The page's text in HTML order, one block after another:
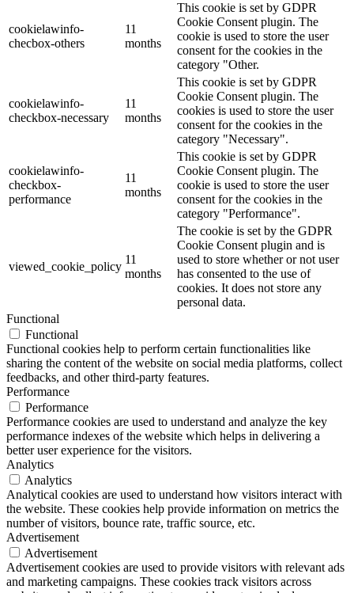
cookielawinfo-
checbox-others
11
months
This cookie is set by GDPR
Cookie Consent plugin. The
cookie is used to store the user
consent for the cookies in the
category "Other.
cookielawinfo-
checkbox-necessary
11
months
This cookie is set by GDPR
Cookie Consent plugin. The
cookies is used to store the user
consent for the cookies in the
category "Necessary".
cookielawinfo-
checkbox-
performance
11
months
This cookie is set by GDPR
Cookie Consent plugin. The
cookie is used to store the user
consent for the cookies in the
category "Performance".
viewed_cookie_policy
11
months
The cookie is set by the GDPR
Cookie Consent plugin and is
used to store whether or not user
has consented to the use of
cookies. It does not store any
personal data.
Functional
Functional
Functional cookies help to perform certain functionalities like
sharing the content of the website on social media platforms, collect
feedbacks, and other third-party features.
Performance
Performance
Performance cookies are used to understand and analyze the key
performance indexes of the website which helps in delivering a
better user experience for the visitors.
Analytics
Analytics
Analytical cookies are used to understand how visitors interact with
the website. These cookies help provide information on metrics the
number of visitors, bounce rate, traffic source, etc.
Advertisement
Advertisement
Advertisement cookies are used to provide visitors with relevant ads
and marketing campaigns. These cookies track visitors across